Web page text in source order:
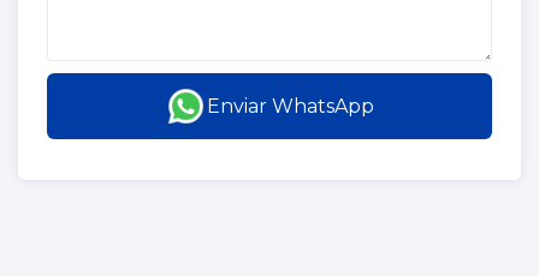
Enviar WhatsApp